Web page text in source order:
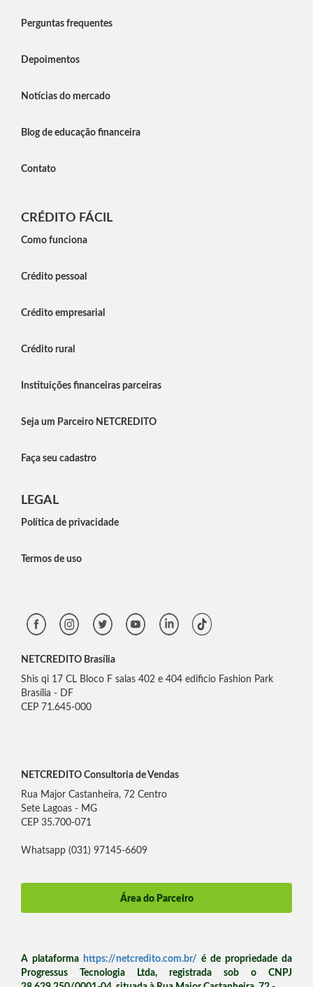
Perguntas frequentes
Depoimentos
Notícias do mercado
Blog de educação financeira
Contato
CRÉDITO FÁCIL
Como funciona
Crédito pessoal
Crédito empresarial
Crédito rural
Instituições financeiras parceiras
Seja um Parceiro NETCREDITO
Faça seu cadastro
LEGAL
Política de privacidade
Termos de uso
NETCREDITO Brasília
Shis qi 17 CL Bloco F salas 402 e 404 edificio Fashion Park
Brasília - DF
CEP 71.645-000
NETCREDITO Consultoria de Vendas
Rua Major Castanheira, 72 Centro
Sete Lagoas - MG
CEP 35.700-071
Whatsapp (031) 97145-6609
Área do Parceiro
A plataforma https://netcredito.com.br/ é de propriedade da
Progressus Tecnologia Ltda, registrada sob o CNPJ